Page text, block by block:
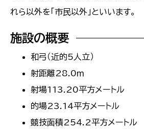
れら以外を「市民以外」といいます。
施設の概要
和弓（近的5人立）
射距離28.0ｍ
射場113.20平方メートル
的場23.14平方メートル
競技面積254.2平方メートル